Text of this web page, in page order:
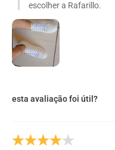
Cadarço:Elástico - De Calçar
escolher a Rafarillo.
esta avaliação foi útil?